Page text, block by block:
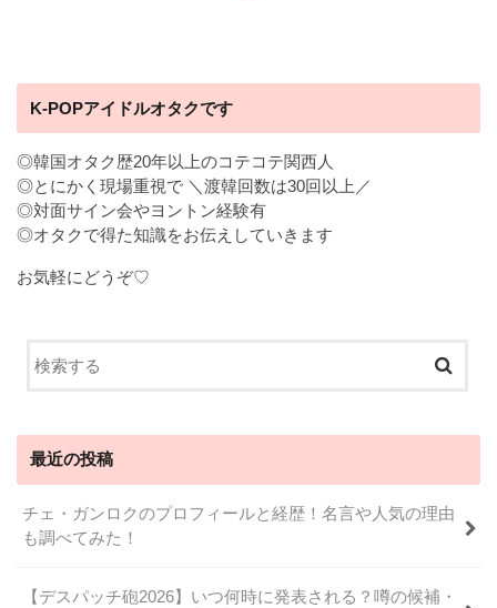
K-POPアイドルオタクです
◎韓国オタク歴20年以上のコテコテ関西人
◎とにかく現場重視で ＼渡韓回数は30回以上／
◎対面サイン会やヨントン経験有
◎オタクで得た知識をお伝えしていきます
お気軽にどうぞ♡
最近の投稿
チェ・ガンロクのプロフィールと経歴！名言や人気の理由
も調べてみた！
【デスパッチ砲2026】いつ何時に発表される？噂の候補・